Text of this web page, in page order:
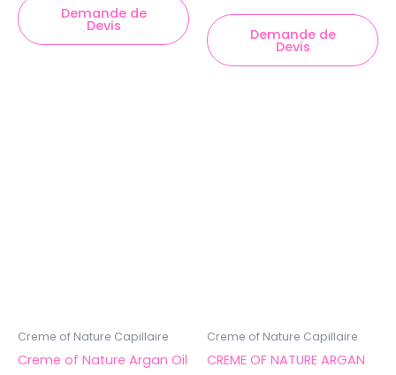
Demande de
Devis Demande de
Devis
Creme of Nature Capillaire
Creme of Nature Argan Oil
la
Creme of Nature Capillaire
CREME OF NATURE ARGAN